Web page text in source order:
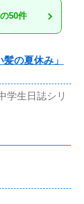
50件
の夏休み」
学生日誌シリ